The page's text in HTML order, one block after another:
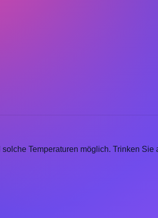
solche Temperaturen möglich. Trinken Sie